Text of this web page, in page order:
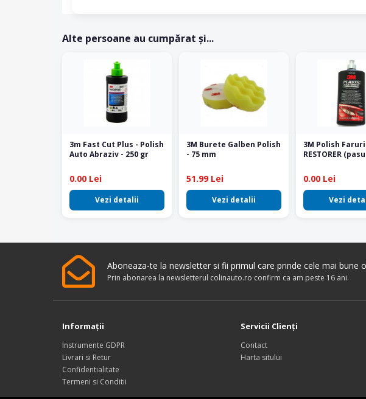
Alte persoane au cumpărat și...
3m Fast Cut Plus - Polish
Auto Abraziv - 250 gr
0.00 Lei
Vezi detalii
3M Burete Galben Polish
- 75 mm
51.99 Lei
Vezi detalii
3M Polish Faruri
RESTORER
0.00 Lei
Vezi
Aboneaza-te la newsletter si fii primul care prinde cele mai bune
Prin abonarea la newsletterul colinauto.ro confirm ca am peste 16 ani
Informaţii
Instrumente GDPR
Livrari si Retur
Confidentialitate
Termeni si Conditii
Servicii Clienţi
Contact
Harta sitului